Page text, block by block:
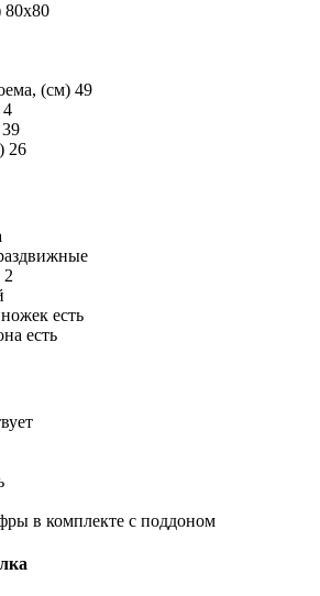
80x80
(см) 49
4
39
26
2
ножек есть
есть
в комплекте с поддоном